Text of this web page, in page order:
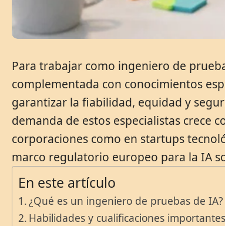
Para trabajar como ingeniero de
complementada con conocimientos
garantizar la fiabilidad, equidad y
demanda de estos especialistas crece
corporaciones como en startups
marco regulatorio europeo para la IA
En este artículo
¿Qué es un ingeniero de pruebas de IA?
Habilidades y cualificaciones importantes